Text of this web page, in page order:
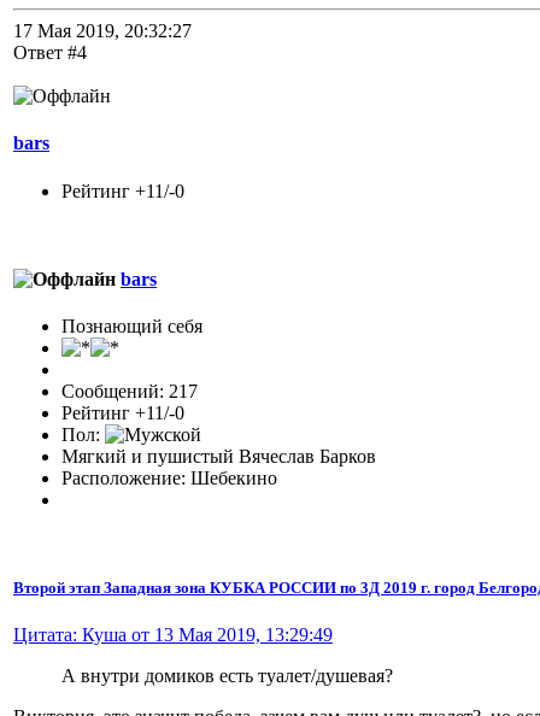
17 Мая 2019, 20:32:27
Ответ #4
bars
Рейтинг +11/-0
bars
Познающий себя
Сообщений: 217
Рейтинг +11/-0
Пол:
Мягкий и пушистый Вячеслав Барков
Расположение: Шебекино
Второй этап Западная зона КУБКА РОССИИ по 3Д 2019 г. город
Цитата: Куша от 13 Мая 2019, 13:29:49
А внутри домиков есть туалет/душевая?